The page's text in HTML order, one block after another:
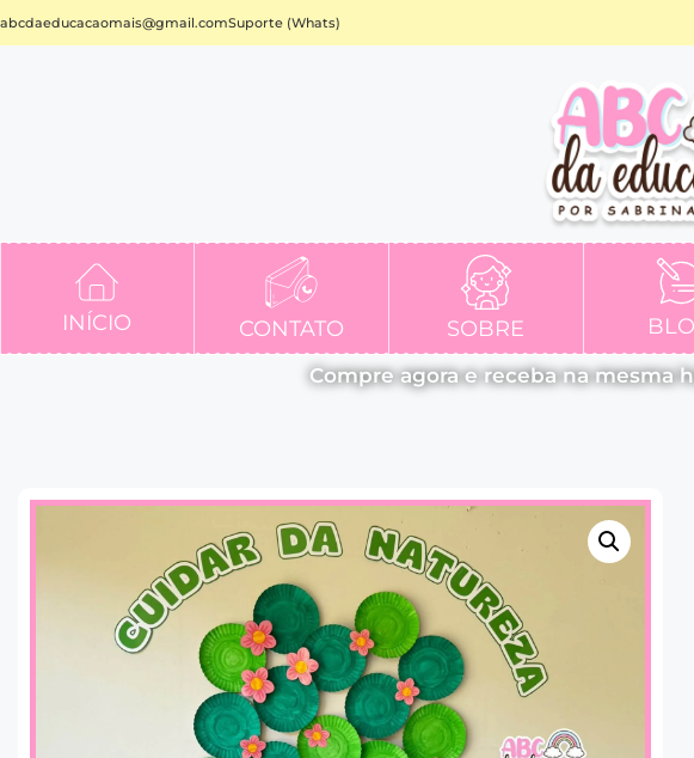
abcdaeducacaomais@gmail.comSuporte (Whats)
INÍCIO CONTATO SOBRE
Compre agora e receba na mesma